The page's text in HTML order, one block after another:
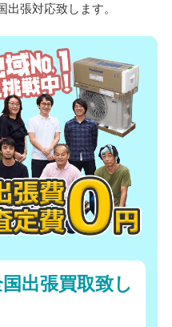
張対応致します。
出張買取致し